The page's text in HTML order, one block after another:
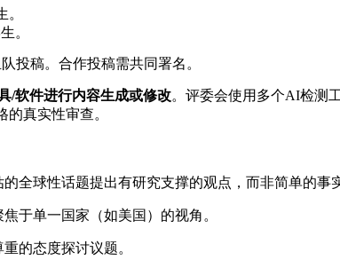
。
。
投稿。合作投稿需共同署名。
/软件进行内容生成或修改。评委会使用多个AI检测
真实性审查。
全球性话题提出有研究支撑的观点，而非简单的事
于单一国家（如美国）的视角。
的态度探讨议题。